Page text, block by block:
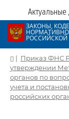
ЗАКОНЫ,
| Приказ ФНС
утверждении
органов по
учета и
российских